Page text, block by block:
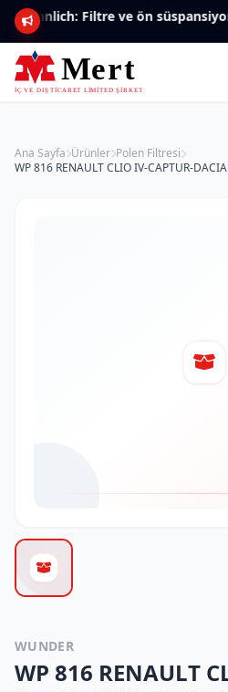
Ana Sayfa Ürünler Polen Filtresi
WUNDER
WP 816 RENAULT